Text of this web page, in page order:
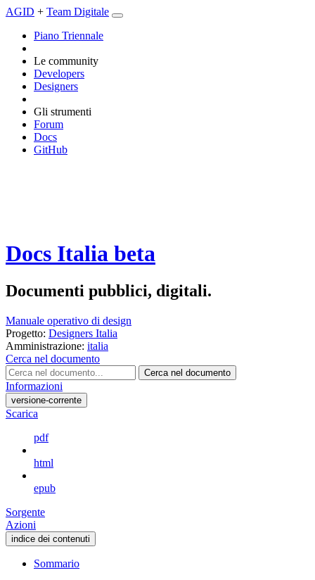
AGID + Team Digitale
Piano Triennale
Le community
Developers
Designers
Gli strumenti
Forum
Docs
GitHub
Docs Italia beta
Documenti pubblici, digitali.
Manuale operativo di design
Progetto: Designers Italia
Amministrazione: italia
Cerca nel documento
Cerca nel documento
Informazioni
versione-corrente
Scarica
pdf
html
epub
Sorgente
Azioni
indice dei contenuti
Sommario